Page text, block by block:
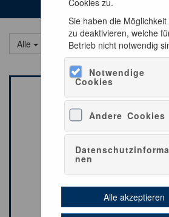
Cookies zu.
Sie haben die
zu deaktivieren, welche
Betrieb nicht notwendig
Notwendige
Cookies
Andere Cookies
nen
Alle akzeptieren
Alle